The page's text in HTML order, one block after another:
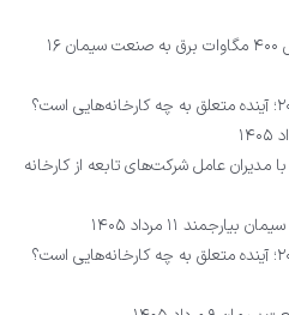
۱۶
صنعت سیمان ایران در افق ۲۰۴۰؛ آینده متعلق به چه کارخانه‌هایی است؟
مدیران عامل شرکت‌های تابعه از کارخانه
بیارجمند ۱۱ مرداد ۱۴۰۵
صنعت سیمان ایران در افق ۲۰۴۰؛ آینده متعلق به چه کارخانه‌هایی است؟